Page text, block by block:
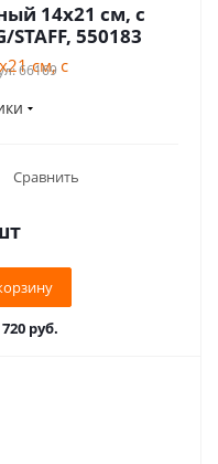
14х21 см, с
550183
66169
Сравнить
720 руб.